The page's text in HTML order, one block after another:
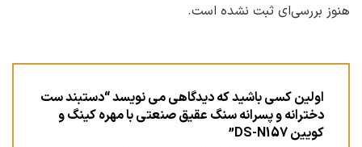
هنوز بررسی‌ای ثبت نشده است.
اولین کسی باشید که دیدگاهی می نویسد “دستبند ست
دخترانه و پسرانه سنگ عقیق صنعتی با مهره کینگ و
کویین DS-N157”